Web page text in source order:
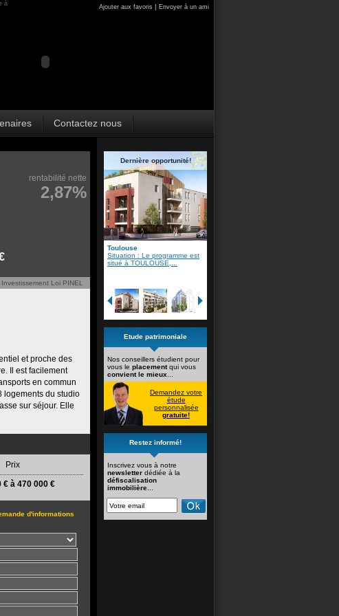
à
Ajouter aux favoris | Envoyer à un ami
Contactez nous
rentabilité nette
2,87%
Investissement Loi PINEL
et proche des
Il est facilement
en commun
logements du studio
sur séjour. Elle
Prix
€ à 470 000 €
d'informations
Dernière opportunité!
Toulouse
Situation : Le programme est
situé à TOULOUSE,...
Etude patrimoniale
Nos conseillers étudient pour
vous le placementqui vous
convient le mieux
Demandez votre
étude
personnalisée
gratuite!
Restez informé!
Inscrivez vous à notre
newsletter dédiée à la
défiscalisation
immobilière